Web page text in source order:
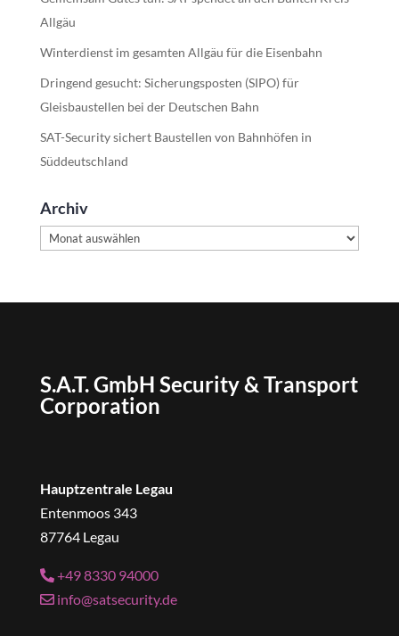
Allgäu
Winterdienst im gesamten Allgäu für die Eisenbahn
Dringend gesucht: Sicherungsposten (SIPO) für
Gleisbaustellen bei der Deutschen Bahn
SAT-Security sichert Baustellen von Bahnhöfen in
Süddeutschland
Archiv
Archiv
S.A.T. GmbH Security & Transport
Corporation
Hauptzentrale Legau
Entenmoos 343
87764 Legau
+49 8330 94000
info@satsecurity.de